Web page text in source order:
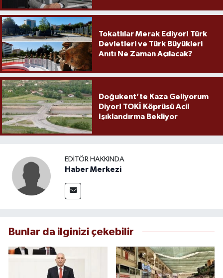
Tokatlılar Merak Ediyor! Türk
Devletleri ve Türk Büyükleri
Anıtı Ne Zaman Açılacak?
Doğukent’te Kaza Geliyorum
Diyor! TOKİ Köprüsü Acil
Işıklandırma Bekliyor
EDITÖR HAKKINDA
Haber Merkezi
Bunlar da ilginizi çekebilir